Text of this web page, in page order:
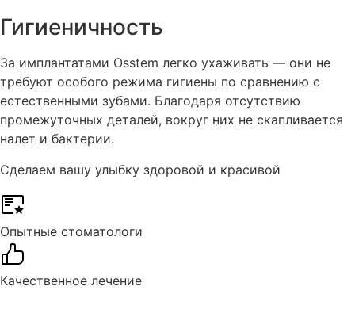
Гигиеничность
За имплантатами Osstem легко ухаживать — они не
требуют особого режима гигиены по сравнению с
естественными зубами. Благодаря отсутствию
промежуточных деталей, вокруг них не скапливается
налет и бактерии.
Сделаем вашу улыбку здоровой и красивой
Опытные стоматологи
Качественное лечение